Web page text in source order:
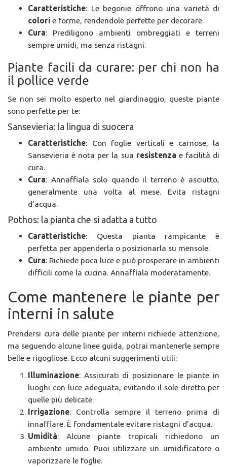
Caratteristiche: Le begonie offrono una varietà di
colori e forme, rendendole perfette per decorare.
Cura: Prediligono ambienti ombreggiati e terreni
sempre umidi, ma senza ristagni.
Piante facili da curare: per chi non ha
il pollice verde
Se non sei molto esperto nel giardinaggio, queste piante
sono perfette per te:
Sansevieria: la lingua di suocera
Caratteristiche: Con foglie verticali e carnose, la
Sansevieria è nota per la sua resistenza e facilità di
cura.
Cura: Annaffiala solo quando il terreno è asciutto,
generalmente una volta al mese. Evita ristagni
d’acqua.
Pothos: la pianta che si adatta a tutto
Caratteristiche: Questa pianta rampicante è
perfetta per appenderla o posizionarla su mensole.
Cura: Richiede poca luce e può prosperare in ambienti
difficili come la cucina. Annaffiala moderatamente.
Come mantenere le piante per
interni in salute
Prendersi cura delle piante per interni richiede attenzione,
ma seguendo alcune linee guida, potrai mantenerle sempre
belle e rigogliose. Ecco alcuni suggerimenti utili:
Illuminazione: Assicurati di posizionare le piante in
luoghi con luce adeguata, evitando il sole diretto per
quelle più delicate.
Irrigazione: Controlla sempre il terreno prima di
innaffiare. È fondamentale evitare ristagni d’acqua.
Umidità: Alcune piante tropicali richiedono un
ambiente umido. Puoi utilizzare un umidificatore o
vaporizzare le foglie.